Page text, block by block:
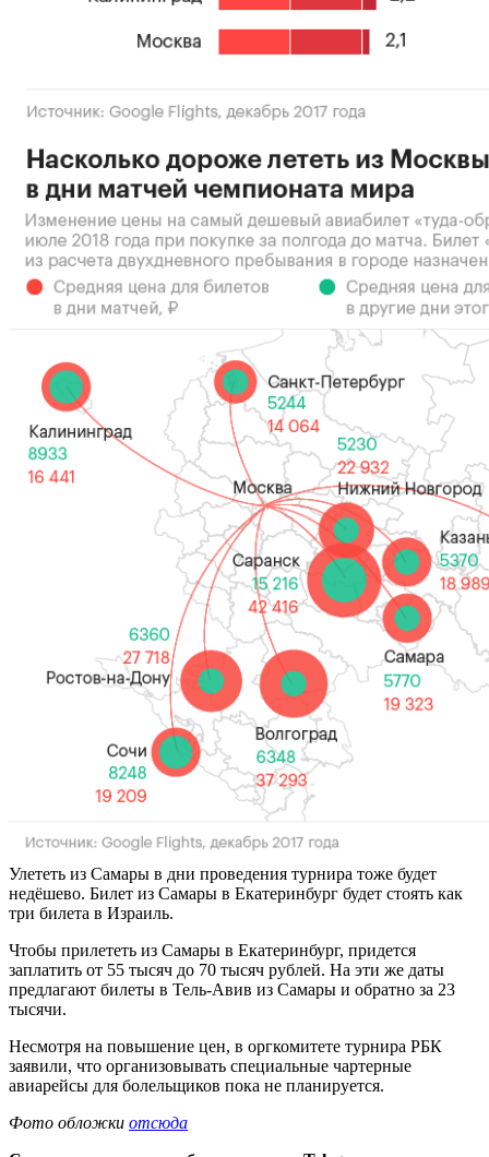
Улететь из Самары в дни проведения турнира тоже будет
недёшево. Билет из Самары в Екатеринбург будет стоять как
три билета в Израиль.
Чтобы прилететь из Самары в Екатеринбург, придется
заплатить от 55 тысяч до 70 тысяч рублей. На эти же даты
предлагают билеты в Тель-Авив из Самары и обратно за 23
тысячи.
Несмотря на повышение цен, в оргкомитете турнира РБК
заявили, что организовывать специальные чартерные
авиарейсы для болельщиков пока не планируется.
Фото обложки отсюда